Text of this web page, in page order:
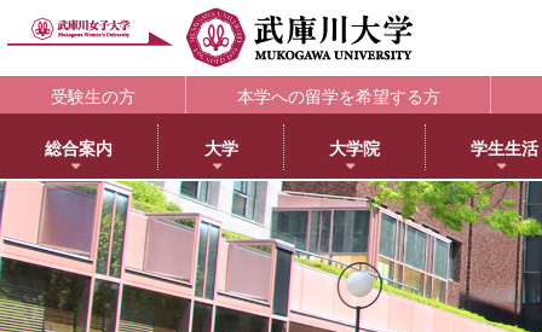
受験生の方 本学への留学を希望する方
総合案内
理念・歴史
教育理念
学院長メッセージ
学長メッセージ
大学
大学
日本語日本文学科
歴史文化学科
英語グローバル学科
大学院
大学院・専攻科
大学院NEWS・EVENTS
教育学専攻
健康・スポーツ科学専攻
学生生活
学生支援部署
教務部
学生部
国際センター
キャリア支援
キャリアセンター
薬学部学生の就職支援
内定先輩アドバイザーの声
研究所
教育総合研究所
健康科学総合研究所
女性活躍総合研究所
教育・研究
研究ポータル
動物実験委員会
女性研究リー
アメリカ分校で学ぶ
アメリカ分校（English）
留学プログラム
日本文化センター
附属図書館
利用案内
蔵書検索
マイライブラリ